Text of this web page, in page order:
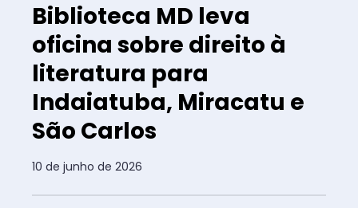
Biblioteca MD leva
oficina sobre direito à
literatura para
Indaiatuba, Miracatu e
São Carlos
10 de junho de 2026